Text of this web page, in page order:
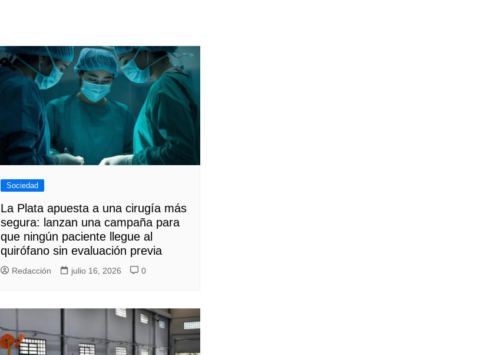
Sociedad
La Plata apuesta a una cirugía más
segura: lanzan una campaña para
que ningún paciente llegue al
quirófano sin evaluación previa
Redacción julio 16, 2026 0